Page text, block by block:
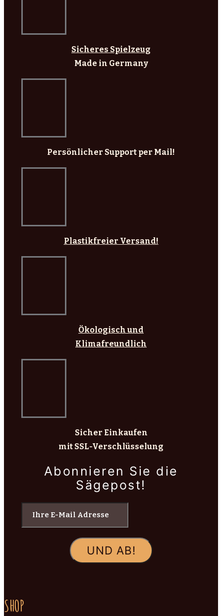
Sicheres Spielzeug
Made in Germany
Persönlicher Support per Mail!
Plastikfreier Versand!
Ökologisch und
Klimafreundlich
Sicher Einkaufen
mit SSL-Verschlüsselung
Abonnieren Sie die
Sägepost!
SHOP